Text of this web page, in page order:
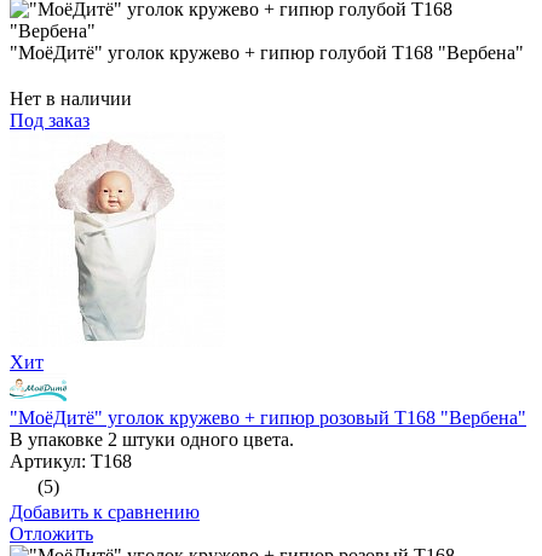
"МоёДитё" уголок кружево + гипюр голубой Т168 "Вербена"
Нет в наличии
Под заказ
Хит
"МоёДитё" уголок кружево + гипюр розовый Т168 "Вербена"
В упаковке 2 штуки одного цвета.
Артикул: Т168
(5)
Добавить к сравнению
Отложить